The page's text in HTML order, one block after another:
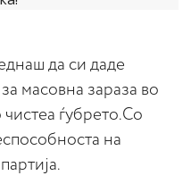
да си даде
масовна зараза во
ѓубрето.Со
на